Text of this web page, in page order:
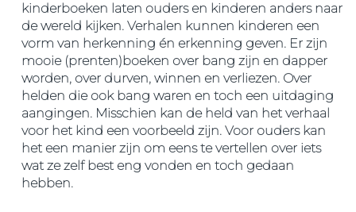
kinderboeken laten ouders en kinderen anders naar
de wereld kijken. Verhalen kunnen kinderen een
vorm van herkenning én erkenning geven. Er zijn
mooie (prenten)boeken over bang zijn en dapper
worden, over durven, winnen en verliezen. Over
helden die ook bang waren en toch een uitdaging
aangingen. Misschien kan de held van het verhaal
voor het kind een voorbeeld zijn. Voor ouders kan
het een manier zijn om eens te vertellen over iets
wat ze zelf best eng vonden en toch gedaan
hebben.